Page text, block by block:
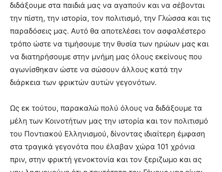
διδάξουµε στα παιδιά µας να αγαπούν και να σέβονται
την πίστη, την ιστορία, τον πολιτισµό, την Γλώσσα και τις
παραδόσεις µας. Αυτό θα αποτελέσει τον ασφαλέστερο
τρόπο ώστε να τιµήσουµε την θυσία των ηρώων µας και
να διατηρήσουµε στην µνήµη µας όλους εκείνους που
αγωνίσθηκαν ώστε να σώσουν άλλους κατά την
διάρκεια των φρικτών αυτών γεγονότων.
Ως εκ τούτου, παρακαλώ πολύ όλους να διδάξουµε τα
µέλη των Κοινοτήτων µας την ιστορία και τον πολιτισµό
του Ποντιακού Ελληνισµού, δίνοντας ιδιαίτερη έµφαση
στα τραγικά γεγονότα που έλαβαν χώρα 101 χρόνια
πριν, στην φρικτή γενοκτονία και τον ξεριζωµο και ας